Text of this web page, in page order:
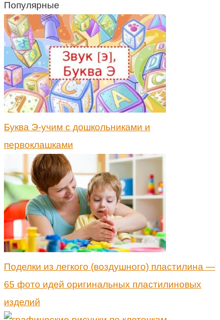
Популярные
Буква Э-учим с дошкольниками и
первоклашками
Поделки из легкого (воздушного) пластилина —
65 фото идей оригинальных пластилиновых
изделий